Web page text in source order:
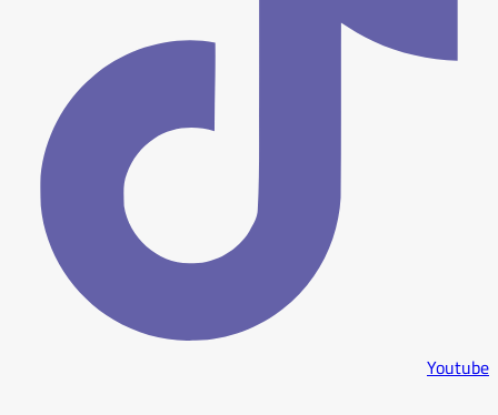
Youtube